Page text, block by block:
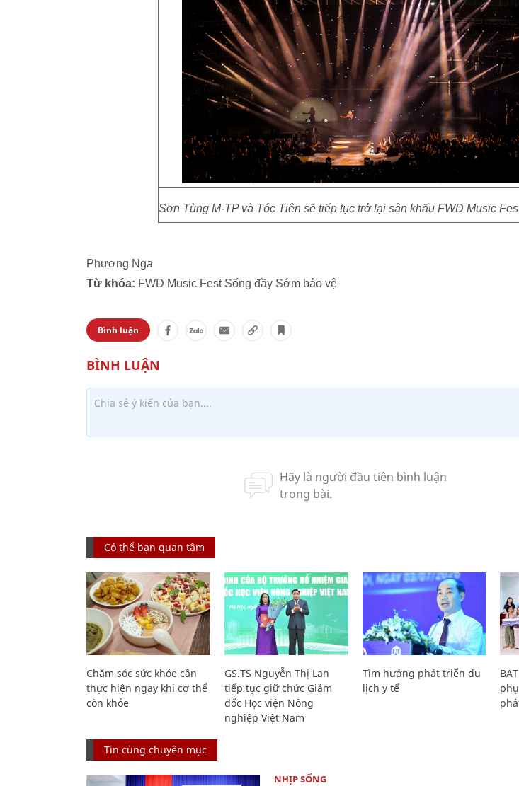
Sơn Tùng M-TP và Tóc Tiên sẽ tiếp tục trở lại sân khấu FWD Music
Phương Nga
Từ khóa: FWD Music Fest Sống đầy Sớm bảo vệ
Bình luận
Có thể bạn quan tâm
Chăm sóc sức khỏe cần
thực hiện ngay khi cơ thể
còn khỏe
GS.TS Nguyễn Thị Lan
tiếp tục giữ chức Giám
đốc Học viện Nông
nghiệp Việt Nam
Tìm hướng phát triển du
lịch y tế
Tin cùng chuyên mục
NHỊP SỐNG